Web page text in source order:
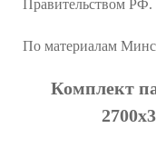
Правительством РФ.
По материалам
Комплект